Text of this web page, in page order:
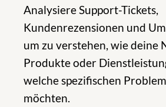
Analysiere Support-Tickets,
Kundenrezensionen und
um zu verstehen, wie deine
Produkte oder
welche spezifischen
möchten.